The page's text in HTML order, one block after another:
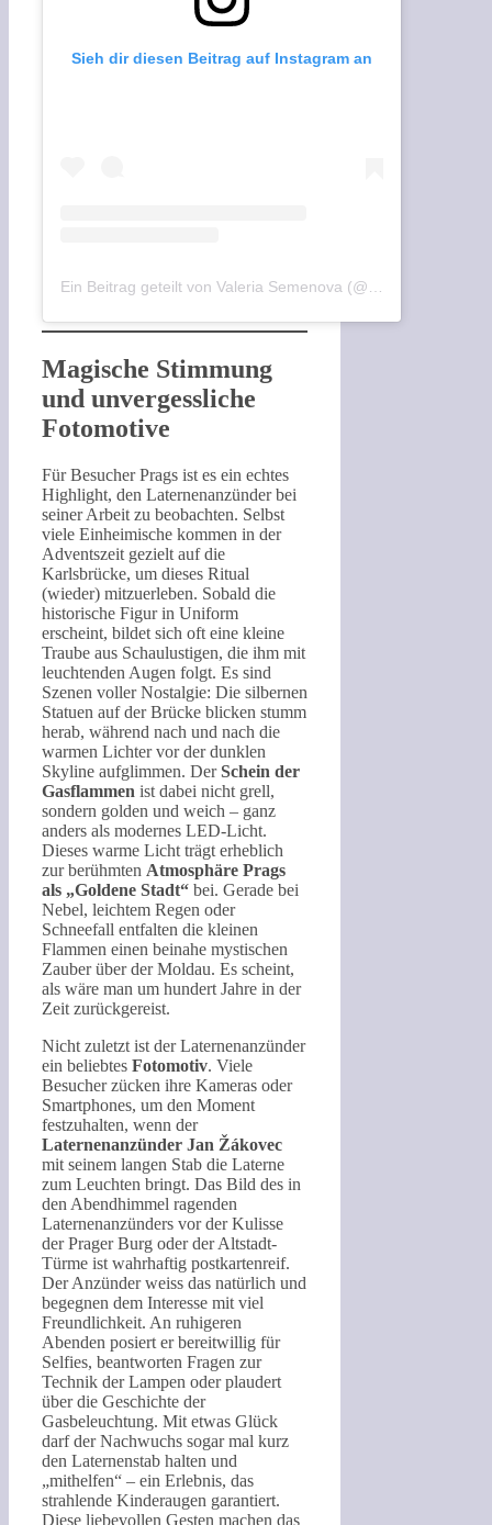
Sieh dir diesen Beitrag auf Instagram an
Magische Stimmung
und unvergessliche
Fotomotive
Für Besucher Prags ist es ein echtes
Highlight, den Laternenanzünder bei
seiner Arbeit zu beobachten. Selbst
viele Einheimische kommen in der
Adventszeit gezielt auf die
Karlsbrücke, um dieses Ritual
(wieder) mitzuerleben. Sobald die
historische Figur in Uniform
erscheint, bildet sich oft eine kleine
Traube aus Schaulustigen, die ihm mit
leuchtenden Augen folgt. Es sind
Szenen voller Nostalgie: Die silbernen
Statuen auf der Brücke blicken stumm
herab, während nach und nach die
warmen Lichter vor der dunklen
Skyline aufglimmen. DerSchein der
Gasflammen ist dabei nicht grell,
sondern golden und weich – ganz
anders als modernes LED-Licht.
Dieses warme Licht trägt erheblich
zur berühmten Atmosphäre Prags
als „Goldene Stadt“ bei. Gerade bei
Nebel, leichtem Regen oder
Schneefall entfalten die kleinen
Flammen einen beinahe mystischen
Zauber über der Moldau. Es scheint,
als wäre man um hundert Jahre in der
Zeit zurückgereist.
Nicht zuletzt ist der Laternenanzünder
ein beliebtes Fotomotiv. Viele
Besucher zücken ihre Kameras oder
Smartphones, um den Moment
festzuhalten, wenn der
Laternenanzünder Jan Žákovec
mit seinem langen Stab die Laterne
zum Leuchten bringt. Das Bild des in
den Abendhimmel ragenden
Laternenanzünders vor der Kulisse
der Prager Burg oder der Altstadt-
Türme ist wahrhaftig postkartenreif.
Der Anzünder weiss das natürlich und
begegnen dem Interesse mit viel
Freundlichkeit. An ruhigeren
Abenden posiert er bereitwillig für
Selfies, beantworten Fragen zur
Technik der Lampen oder plaudert
über die Geschichte der
Gasbeleuchtung. Mit etwas Glück
darf der Nachwuchs sogar mal kurz
den Laternenstab halten und
„mithelfen“ – ein Erlebnis, das
strahlende Kinderaugen garantiert.
Diese liebevollen Gesten machen das